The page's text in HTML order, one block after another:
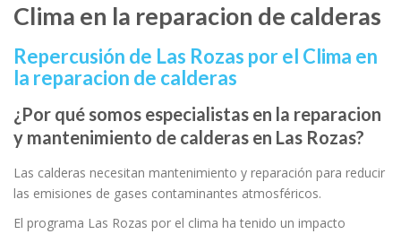
Clima en la reparacion de calderas
Repercusión de Las Rozas por el Clima en
la reparacion de calderas
¿Por qué somos especialistas en la reparacion
y mantenimiento de calderas en Las Rozas?
Las calderas necesitan mantenimiento y reparación para reducir
las emisiones de gases contaminantes atmosféricos.
El programa Las Rozas por el clima ha tenido un impacto